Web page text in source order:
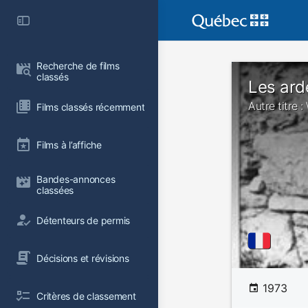
Recherche de films
classés
Films classés récemment
Films à l’affiche
Bandes-annonces
classées
Détenteurs de permis
Décisions et révisions
Critères de classement
Les
Autre titre :
1973